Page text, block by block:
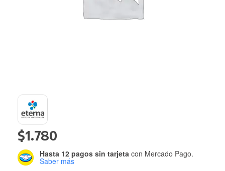
$1.780
Hasta 12 pagos sin tarjeta con Mercado Pago.
Saber más